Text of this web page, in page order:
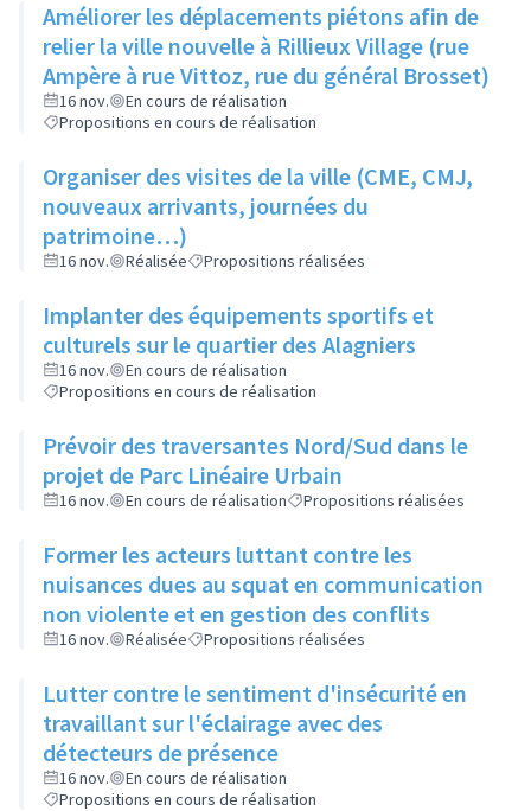
Améliorer les déplacements piétons afin de
relier la ville nouvelle à Rillieux Village (rue
Ampère à rue Vittoz, rue du général Brosset)
16 nov.
En cours de réalisation
Propositions en cours de réalisation
Organiser des visites de la ville (CME, CMJ,
nouveaux arrivants, journées du
patrimoine…)
16 nov. Réalisée Propositions réalisées
Implanter des équipements sportifs et
culturels sur le quartier des Alagniers
16 nov.
En cours de réalisation
Propositions en cours de réalisation
Prévoir des traversantes Nord/Sud dans le
projet de Parc Linéaire Urbain
16 nov. En cours de réalisation Propositions réalisées
Former les acteurs luttant contre les
nuisances dues au squat en communication
non violente et en gestion des conflits
16 nov. Réalisée Propositions réalisées
Lutter contre le sentiment d'insécurité en
travaillant sur l'éclairage avec des
détecteurs de présence
16 nov.
En cours de réalisation
Propositions en cours de réalisation